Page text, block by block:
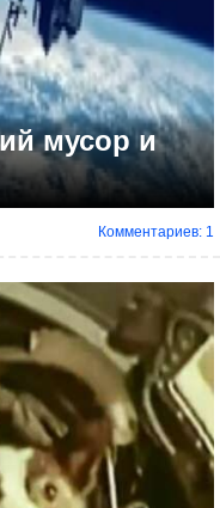
мусор и
Комментариев: 1